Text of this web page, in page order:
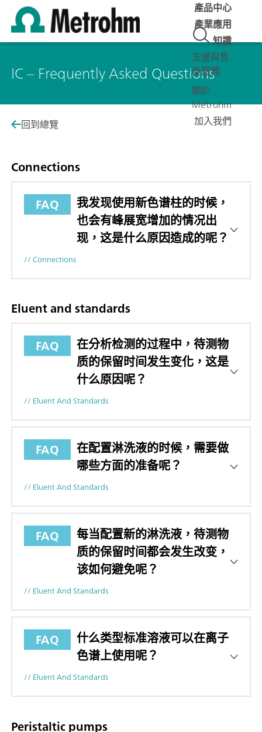
產品中心
產業應用
知識
支援與售
後服務
關於
Metrohm
加入我們
IC – Frequently Asked Questions
回到總覽
Connections
FAQ
我发现使用新色谱柱的时候，
也会有峰展宽增加的情况出
现，这是什么原因造成的呢？
// Connections
Eluent and standards
FAQ
在分析检测的过程中，待测物
质的保留时间发生变化，这是
什么原因呢？
// Eluent And Standards
FAQ
在配置淋洗液的时候，需要做
哪些方面的准备呢？
// Eluent And Standards
FAQ
每当配置新的淋洗液，待测物
质的保留时间都会发生改变，
该如何避免呢？
// Eluent And Standards
FAQ
什么类型标准溶液可以在离子
色谱上使用呢？
// Eluent And Standards
Peristaltic pumps